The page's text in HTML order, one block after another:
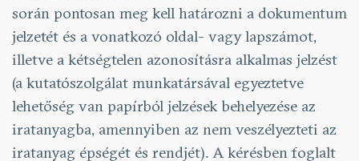
során pontosan meg kell határozni a dokumentum
jelzetét és a vonatkozó oldal- vagy lapszámot,
illetve a kétségtelen azonosításra alkalmas jelzést
(a kutatószolgálat munkatársával egyeztetve
lehetőség van papírból jelzések behelyezése az
iratanyagba, amennyiben az nem veszélyezteti az
iratanyag épségét és rendjét). A kérésben foglalt